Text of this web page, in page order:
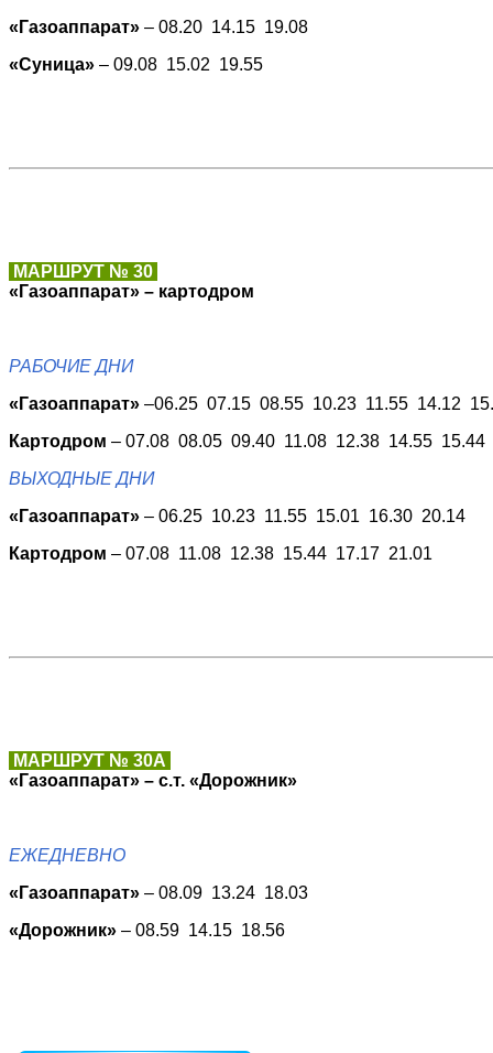
«Газоаппарат» – 08.20 14.15 19.08
«Суница» – 09.08 15.02 19.55
МАРШРУТ № 30
«Газоаппарат» – картодром
РАБОЧИЕ ДНИ
«Газоаппарат» –06.25 07.15 08.55 10.23 11.55 14.12
Картодром – 07.08 08.05 09.40 11.08 12.38 14.55
ВЫХОДНЫЕ ДНИ
«Газоаппарат» – 06.25 10.23 11.55 15.01 16.30 20.14
Картодром – 07.08 11.08 12.38 15.44 17.17 21.01
МАРШРУТ № 30А
«Газоаппарат» – с.т. «Дорожник»
ЕЖЕДНЕВНО
«Газоаппарат» – 08.09 13.24 18.03
«Дорожник» – 08.59 14.15 18.56